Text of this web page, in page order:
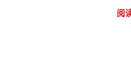
阅